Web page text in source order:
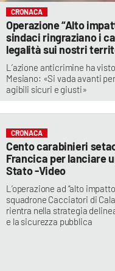
CRONACA
Operazione “Alto
sindaci ringraziano i
legalità sui nostri
L’azione anticrimine ha
Mesiano: «Si vada avanti
agibili sicuri e giusti»
CRONACA
Cento carabinieri
Francica per lanciare
Stato -Video
L’operazione ad “alto
squadrone Cacciatori di
rientra nella strategia
e la sicurezza pubblica